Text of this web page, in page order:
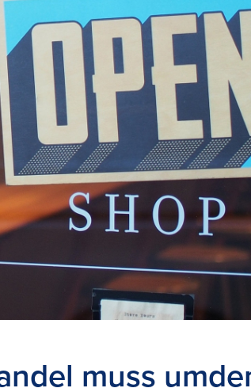
muss